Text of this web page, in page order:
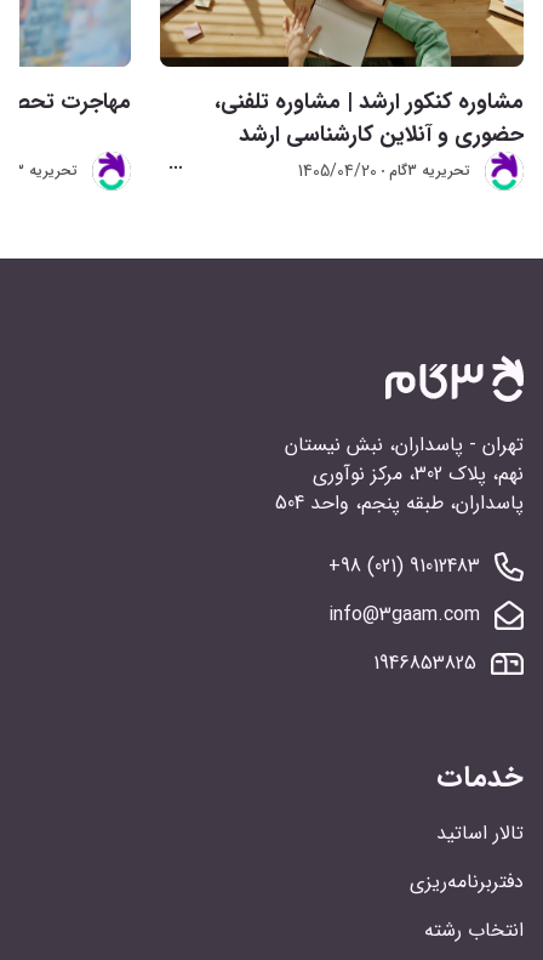
مشاوره کنکور ارشد | مشاوره تلفنی،
حضوری و آنلاین کارشناسی ارشد
تحريريه 3گام 1405/04/20
مهاجرت
تحريريه 3گام
تهران - پاسداران، نبش نیستان
نهم، پلاک 302، مرکز نوآوری
پاسداران، طبقه پنجم، واحد 504
91012483 (021) 98+
info@3gaam.com
1946853825
خدمات
تالار اساتید
دفتربرنامه‌ریزی
انتخاب رشته